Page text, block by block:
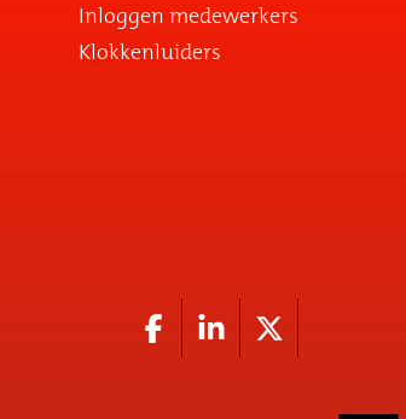
Inloggen medewerkers
Klokkenluiders